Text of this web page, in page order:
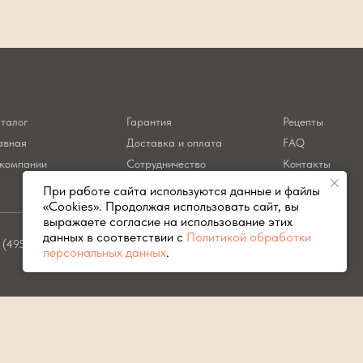
Гарантия
Доставка и оплата
Сотрудничество
Рецепты
FAQ
Контакты
(495) 183-91-32 info@primogrill.ru
При работе сайта используются данные и файлы
«Cookies». Продолжая использовать сайт, вы
выражаете согласие на использование этих
данных в соответствии с Политикой обработки
персональных данных.